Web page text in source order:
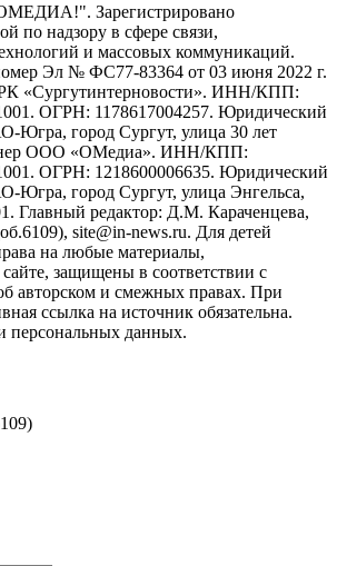
Зарегистрировано
по надзору в сфере связи,
и массовых коммуникаций.
Эл № ФС77-83364 от 03 июня 2022 г.
«Сургутинтерновости». ИНН/КПП:
ОГРН: 1178617004257. Юридический
Югра, город Сургут, улица 30 лет
ООО «ОМедиа». ИНН/КПП:
ОГРН: 1218600006635. Юридический
Югра, город Сургут, улица Энгельса,
Главный редактор: Д.М. Караченцева,
site@in-news.ru. Для детей
на любые материалы,
защищены в соответствии с
авторском и смежных правах. При
ссылка на источник обязательна.
персональных данных.